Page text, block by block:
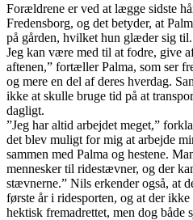
Forældrene er ved at lægge sidste
Fredensborg, og det betyder, at
på gården, hvilket hun glæder sig til.
Jeg kan være med til at fodre, give
aftenen,” fortæller Palma, som ser
og mere en del af deres hverdag.
ikke at skulle bruge tid på at
dagligt.
”Jeg har altid arbejdet meget,”
det blev muligt for mig at arbejde
sammen med Palma og hestene.
mennesker til ridestævner, og der
stævnerne.” Nils erkender også, at
første år i ridesporten, og at der
hektisk fremadrettet, men dog både